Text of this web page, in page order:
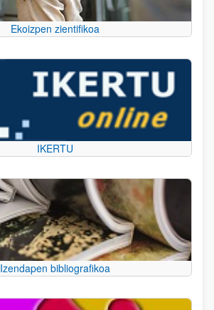
Ekoizpen zientifikoa
IKERTU
Izendapen bibliografikoa